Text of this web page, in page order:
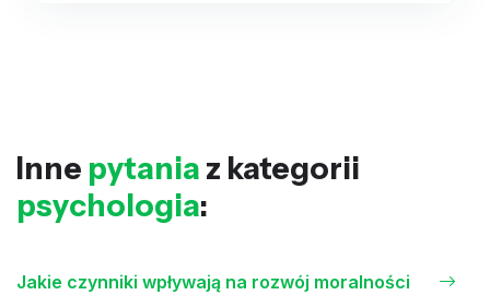
Inne pytania z kategorii
psychologia:
Jakie czynniki wpływają na rozwój moralności